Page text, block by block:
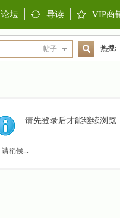
论坛 导读 VIP商
帖子
索
热搜:
请先登录后才能继续浏览
请稍候...